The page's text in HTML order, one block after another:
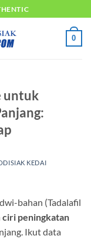
0
untuk
KEDAI
bahan (Tadalafil
ciri peningkatan
Ikut data